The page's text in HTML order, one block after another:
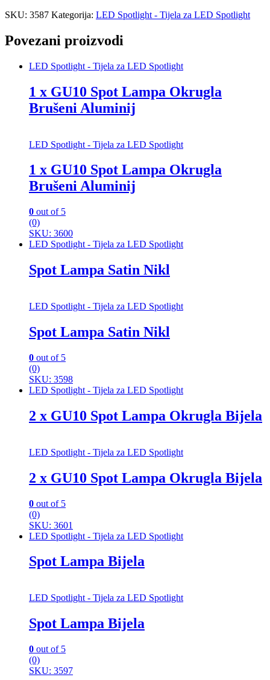
SKU: 3587 Kategorija: LED Spotlight - Tijela za LED Spotlight
Povezani proizvodi
LED Spotlight - Tijela za LED Spotlight
1 x GU10 Spot Lampa Okrugla
Brušeni Aluminij
LED Spotlight - Tijela za LED Spotlight
1 x GU10 Spot Lampa Okrugla
Brušeni Aluminij
0 out of 5
(0)
SKU: 3600
LED Spotlight - Tijela za LED Spotlight
Spot Lampa Satin Nikl
LED Spotlight - Tijela za LED Spotlight
Spot Lampa Satin Nikl
0 out of 5
(0)
SKU: 3598
LED Spotlight - Tijela za LED Spotlight
2 x GU10 Spot Lampa Okrugla Bijela
LED Spotlight - Tijela za LED Spotlight
2 x GU10 Spot Lampa Okrugla Bijela
0 out of 5
(0)
SKU: 3601
LED Spotlight - Tijela za LED Spotlight
Spot Lampa Bijela
LED Spotlight - Tijela za LED Spotlight
Spot Lampa Bijela
0 out of 5
(0)
SKU: 3597